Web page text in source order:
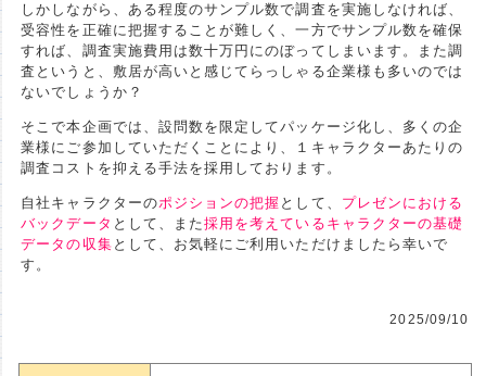
しかしながら、ある程度のサンプル数で調査を実施しなければ、
受容性を正確に把握することが難しく、一方でサンプル数を確保
すれば、調査実施費用は数十万円にのぼってしまいます。また調
査というと、敷居が高いと感じてらっしゃる企業様も多いのでは
ないでしょうか？
そこで本企画では、設問数を限定してパッケージ化し、多くの企
業様にご参加していただくことにより、１キャラクターあたりの
調査コストを抑える手法を採用しております。
自社キャラクターのポジションの把握 として、 プレゼンにおける
バックデータ として、また採用を考えているキャラクターの基礎
データの収集 として、お気軽にご利用いただけましたら幸いで
す。
2025/09/10